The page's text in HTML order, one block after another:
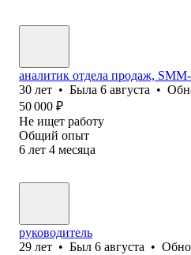
аналитик отдела продаж,
30 лет • Была 6 августа •
50 000 ₽
Не ищет работу
Общий опыт
6 лет 4 месяца
руководитель
29 лет • Был 6 августа •